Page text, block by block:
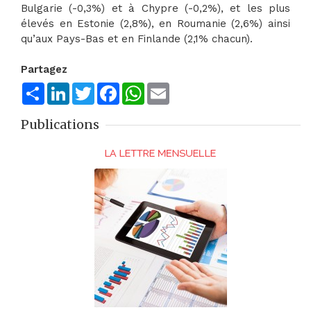
Bulgarie (-0,3%) et à Chypre (-0,2%), et les plus
élevés en Estonie (2,8%), en Roumanie (2,6%) ainsi
qu’aux Pays-Bas et en Finlande (2,1% chacun).
Partagez
ShareLinkedInTwitterFacebookWhatsApp
Publications